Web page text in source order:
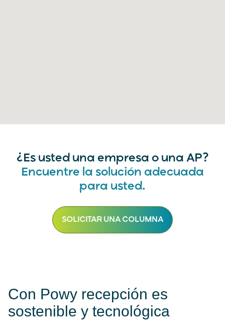
¿Es usted una empresa o una AP?
Encuentre la solución adecuada
para usted.
SOLICITAR UNA COLUMNA
Con Powy recepción es
sostenible y tecnológica